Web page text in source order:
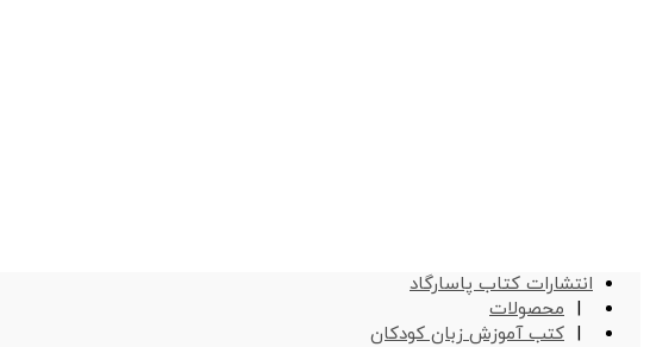
انتشارات کتاب پاسارگاد
محصولات
کتب آموزش زبان کودکان